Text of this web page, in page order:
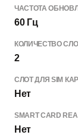
ЧАСТОТА
60 Гц
КОЛИЧЕСТВО
2
СЛОТ ДЛЯ SIM
Нет
SMART CARD
Нет